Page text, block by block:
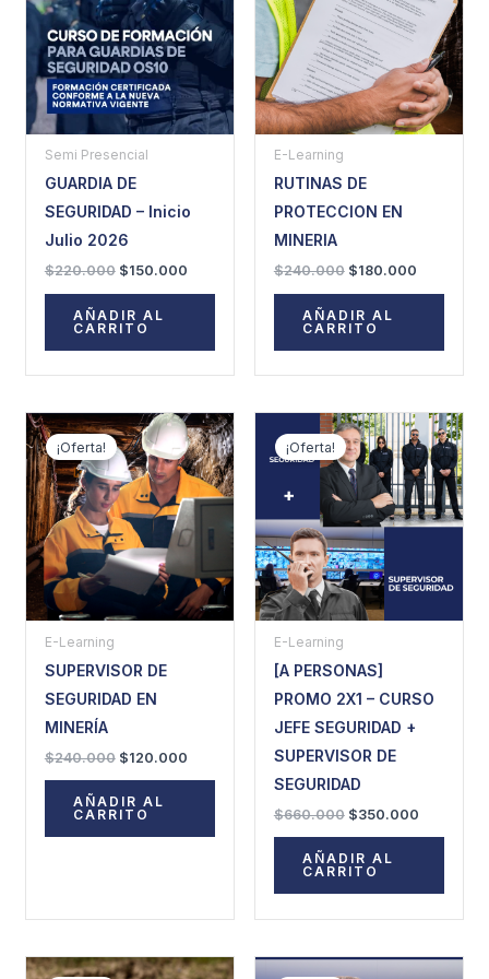
Semi Presencial
GUARDIA DE
SEGURIDAD – Inicio
Julio 2026
$220.000
$220.000.
$150.000
$150.000.
AÑADIR AL
CARRITO
E-Learning
RUTINAS DE
PROTECCION EN
MINERIA
$240.000
$240.000.
$180.000
$180.000.
AÑADIR AL
CARRITO
¡Oferta!
E-Learning
SUPERVISOR DE
SEGURIDAD EN
MINERÍA
$240.000
El
precio
original
era:
$240.000.
$120.000
El
precio
actual
es:
$120.000.
AÑADIR AL
CARRITO
¡Oferta!
E-Learning
[A PERSONAS]
PROMO 2X1 – CURSO
JEFE SEGURIDAD +
SUPERVISOR DE
SEGURIDAD
$660.000
El
precio
original
era:
$660.000.
$350.000
El
precio
actual
es:
AÑADIR AL
CARRITO
El
El
El
El